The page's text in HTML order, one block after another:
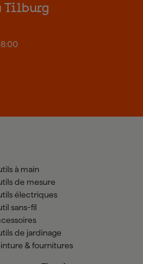
Tilburg
à main
de mesure
électriques
sans-fil
de jardinage
& fournitures